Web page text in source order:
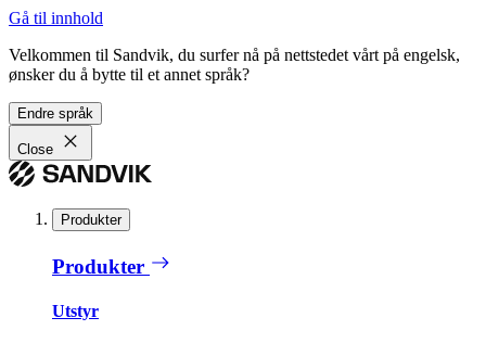
Gå til innhold
Velkommen til Sandvik, du surfer nå på nettstedet vårt på engelsk,
ønsker du å bytte til et annet språk?
Endre språk
Close
Produkter
Produkter
Utstyr